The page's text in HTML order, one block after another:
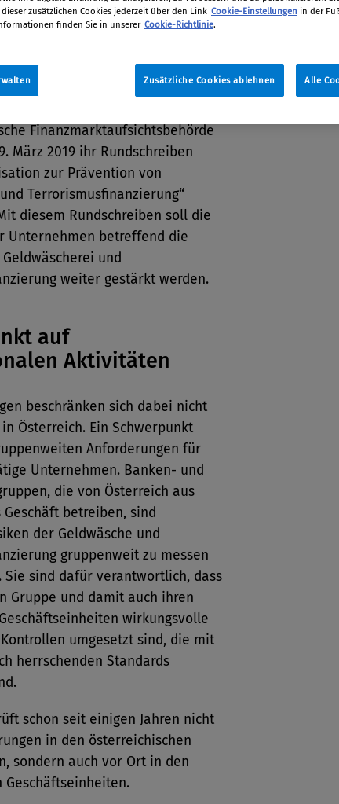
Finanzmarktaufsichtsbehörde
März 2019 ihr Rundschreiben
zur Prävention von
Terrorismusfinanzierung“
diesem Rundschreiben soll die
Unternehmen betreffend die
und
weiter gestärkt werden.
auf
Aktivitäten
beschränken sich dabei nicht
Österreich. Ein Schwerpunkt
Anforderungen für
Unternehmen. Banken- und
die von Österreich aus
betreiben, sind
der Geldwäsche und
gruppenweit zu messen
Sie sind dafür verantwortlich, dass
Gruppe und damit auch ihren
wirkungsvolle
umgesetzt sind, die mit
herrschenden Standards
schon seit einigen Jahren nicht
in den österreichischen
sondern auch vor Ort in den
zusätzlichen Cookies jederzeit über den Link Cookie-Einstellungen in der
finden Sie in unserer Cookie-Richtlinie.
Zusätzliche Cookies ablehnen Alle